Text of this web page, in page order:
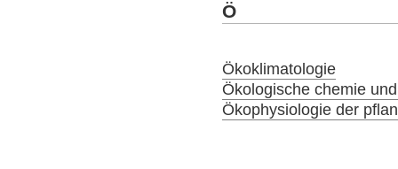
Ö
Ökoklimatologie
Ökologische chemie
Ökophysiologie der